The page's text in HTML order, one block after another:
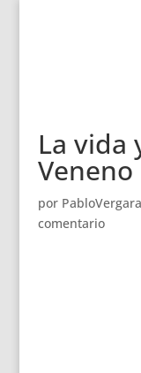
La vida
Veneno
por PabloVergara
comentario